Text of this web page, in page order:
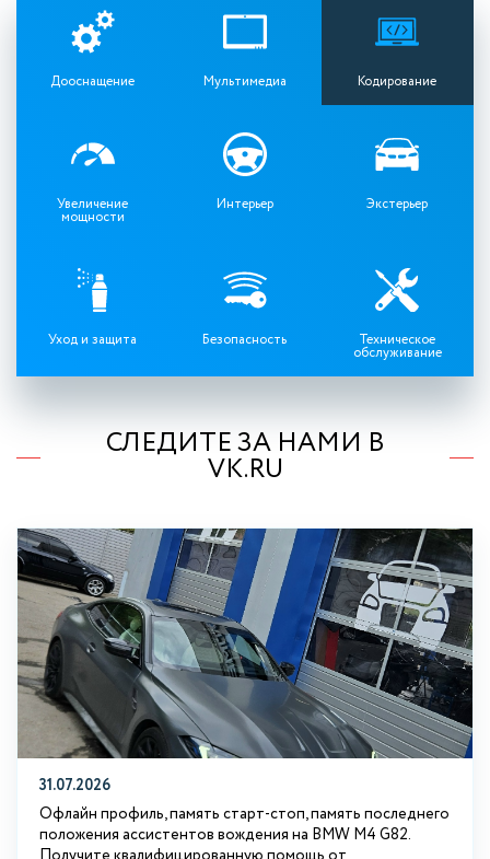
Дооснащение Мультимедиа Кодирование
Увеличение
мощности
Интерьер Экстерьер
Уход и защита Безопасность Техническое
обслуживание
СЛЕДИТЕ ЗА НАМИ В
VK.RU
31.07.2026
Офлайн профиль, память старт-стоп, память последнего
положения ассистентов вождения на BMW М4 G82.